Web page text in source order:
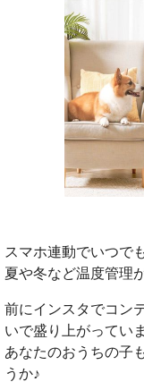
スマホ連動でいつで
夏や冬など温度管理
前にインスタでコン
いで盛り上がってい
あなたのおうちの子
うか♪